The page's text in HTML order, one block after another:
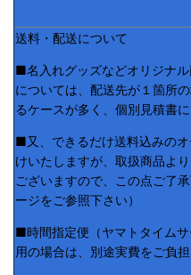
送料・配送について
■名入れグッズなどオリジナ
については、配送先が１箇所
るケースが多く、個別見積書
■又、できるだけ送料込みの
けいたしますが、取扱商品よ
ございますので、この点ご了
ージをご参照下さい）
■時間指定便（ヤマトタイム
用の場合は、別途実費をご負担